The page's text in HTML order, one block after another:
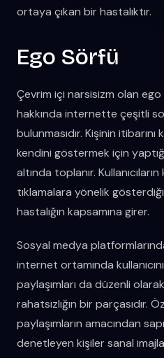
ortaya çıkan bir hastalıktır.
Ego Sörfü
Çevrim içi narsisizm olan
hakkında internette çeşitli
bulunmasıdır. Kişinin
kendini göstermek için
altında toplanır.
tıklamalara yönelik
hastalığın kapsamına girer.
Sosyal medya
internet ortamında
paylaşımları da düzenli
rahatsızlığın bir parçasıdır.
paylaşımların amacından
denetleyen kişiler sanal